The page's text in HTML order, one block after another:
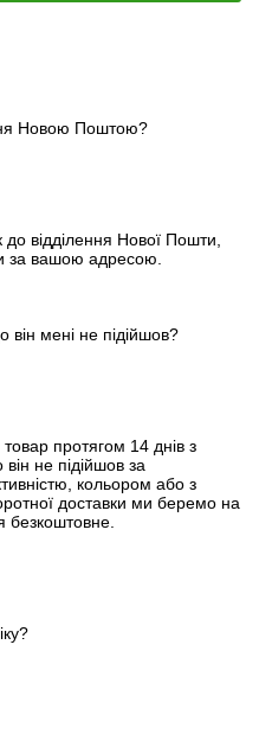
Новою Поштою?
відділення Нової Пошти,
за вашою адресою.
мені не підійшов?
протягом 14 днів з
не підійшов за
кольором або з
доставки ми беремо на
безкоштовне.